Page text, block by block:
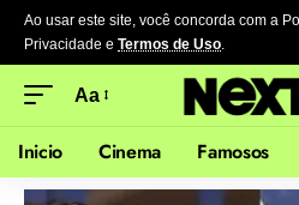
Ao usar este site, você concorda com a
Privacidade e Termos de Uso.
Aa
Inicio Cinema Famosos